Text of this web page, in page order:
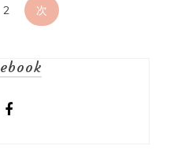
投
ナ
ビ
2 次